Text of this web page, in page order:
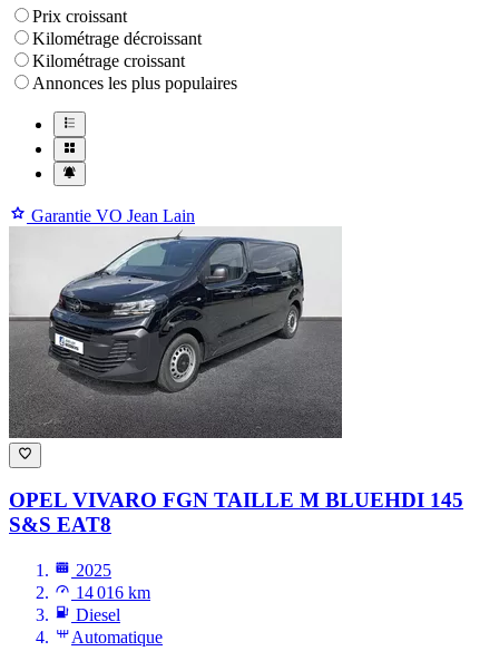
Prix croissant
Kilométrage décroissant
Kilométrage croissant
Annonces les plus populaires
Garantie VO Jean Lain
OPEL VIVARO FGN TAILLE M BLUEHDI 145
S&S EAT8
2025
14 016 km
Diesel
Automatique